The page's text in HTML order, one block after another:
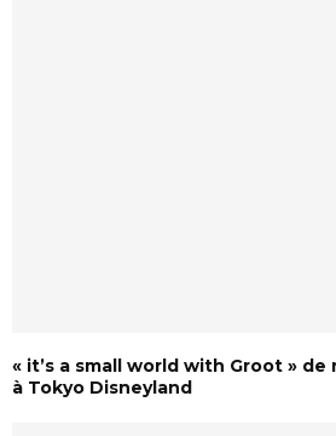
« it’s a small world with Groot »
à Tokyo Disneyland